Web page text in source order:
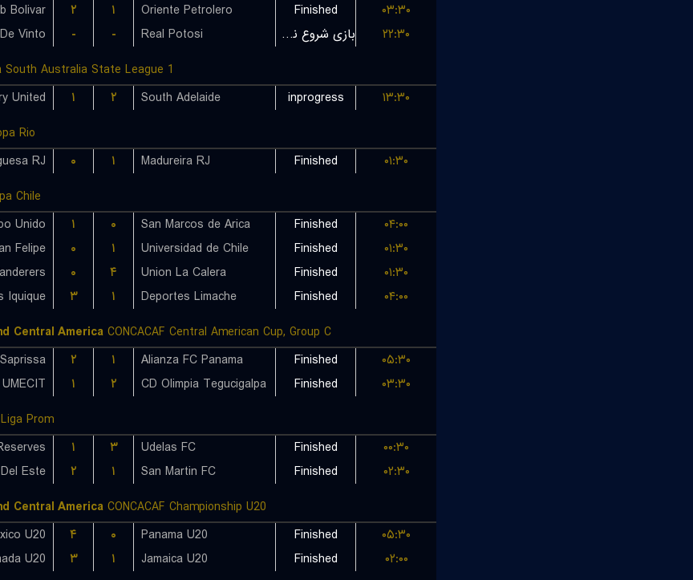
Bolivar
۲ ۱ Oriente Petrolero Finished
۰۳:۳۰
Vinto
- - Real Potosi بازی شروع نشده است
۲۲:۳۰
South Australia State League 1
United
۱ ۲ South Adelaide inprogress
۱۳:۳۰
Rio
RJ
۰ ۱ Madureira RJ Finished
۰۱:۳۰
Chile
Unido
۱ ۰ San Marcos de Arica Finished
۰۴:۰۰
Felipe
۰ ۱ Universidad de Chile Finished
۰۱:۳۰
۰ ۴ Union La Calera Finished
۰۱:۳۰
Iquique
۳ ۱ Deportes Limache Finished
۰۴:۰۰
Central America CONCACAF Central American Cup, Group C
۲ ۱ Alianza FC Panama Finished
۰۵:۳۰
UMECIT
۱ ۲ CD Olimpia Tegucigalpa Finished
۰۳:۳۰
Liga Prom
۱ ۳ Udelas FC Finished
۰۰:۳۰
Este
۲ ۱ San Martin FC Finished
۰۲:۳۰
Central America CONCACAF Championship U20
U20
۴ ۰ Panama U20 Finished
۰۵:۳۰
U20
۳ ۱ Jamaica U20 Finished ۰۲:۰۰